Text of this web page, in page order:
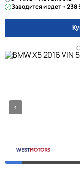
Заводится и едет • 238